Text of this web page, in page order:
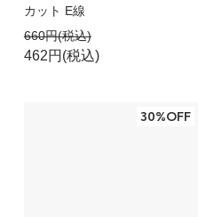
カット E線
660円(税込)
462円(税込)
30%OFF